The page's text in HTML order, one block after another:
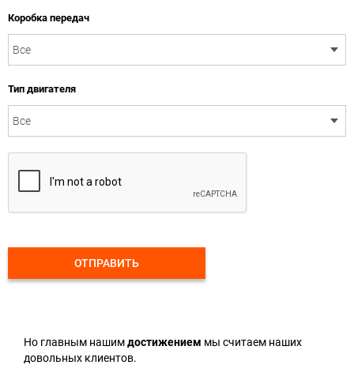
Коробка передач
Тип двигателя
ОТПРАВИТЬ
Но главным нашимдостижением мы считаем наших
довольных клиентов.